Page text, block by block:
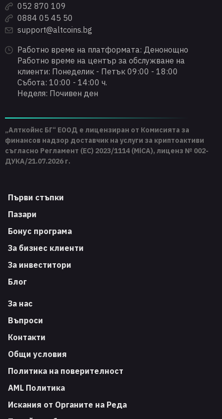
052 870 109
0884 05 45 50
support@altcoins.bg
Работно време на платформата: Денонощно
Работно време на център за обслужване на
клиенти: Понеделик - Петък 09:00 - 18:00
Събота: 10:00 - 14:00 ч.
Неделя: Почивен ден
„Алткойнс БГ“ ЕООД е лицензиран от Комисията за
финансов надзор доставчик на услуги за криптоактиви
съгласно Регламент (ЕС) 2023/1114 (MiCA), лиценз № 002-
ДУКА/21.07.2026 г.
Първи стъпки
Пазари
Бонус програма
За бизнес клиенти
За инвеститори
Блог
За нас
Въпроси
Контакти
Общи условия
Политика на поверителност
AML Политика
Искания от Органите на Реда